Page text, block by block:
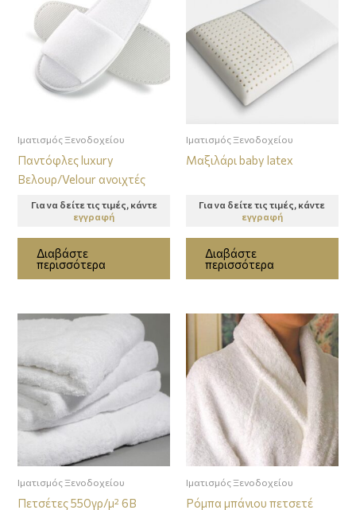
Ιματισμός Ξενοδοχείου
Παντόφλες luxury
Βελουρ/Velour ανοιχτές
Για να δείτε τις τιμές, κάντε
εγγραφή
Διαβάστε
περισσότερα
Ιματισμός Ξενοδοχείου
Μαξιλάρι baby latex
Για να δείτε τις τιμές, κάντε
εγγραφή
Διαβάστε
περισσότερα
Ιματισμός Ξενοδοχείου
Πετσέτες 550γρ/μ² 6B
Ιματισμός Ξενοδοχείου
Ρόμπα μπάνιου πετσετέ